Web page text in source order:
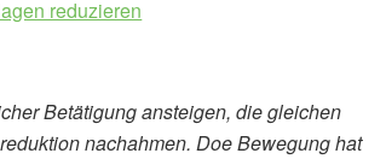
reduzieren
Betätigung ansteigen, die gleichen
nachahmen. Doe Bewegung hat